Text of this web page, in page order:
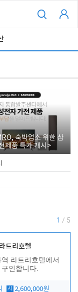
숙박업소 위한 삼
제품 특가 개시>
1 / 5
트리호텔
라트리호텔에서
인합니다.
시
2,600,000원